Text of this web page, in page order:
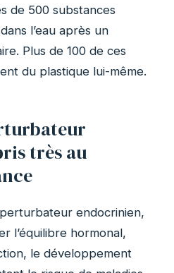
de 500 substances
l’eau après un
Plus de 100 de ces
du plastique lui-même.
très au
endocrinien,
l’équilibre hormonal,
le développement